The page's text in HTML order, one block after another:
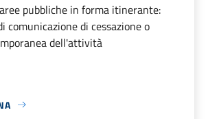
pubbliche in forma itinerante:
comunicazione di cessazione o
dell'attività